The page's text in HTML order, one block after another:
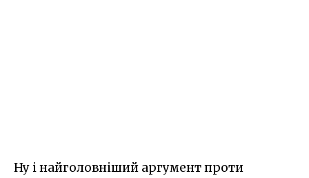
Ну і найголовніший аргумент проти